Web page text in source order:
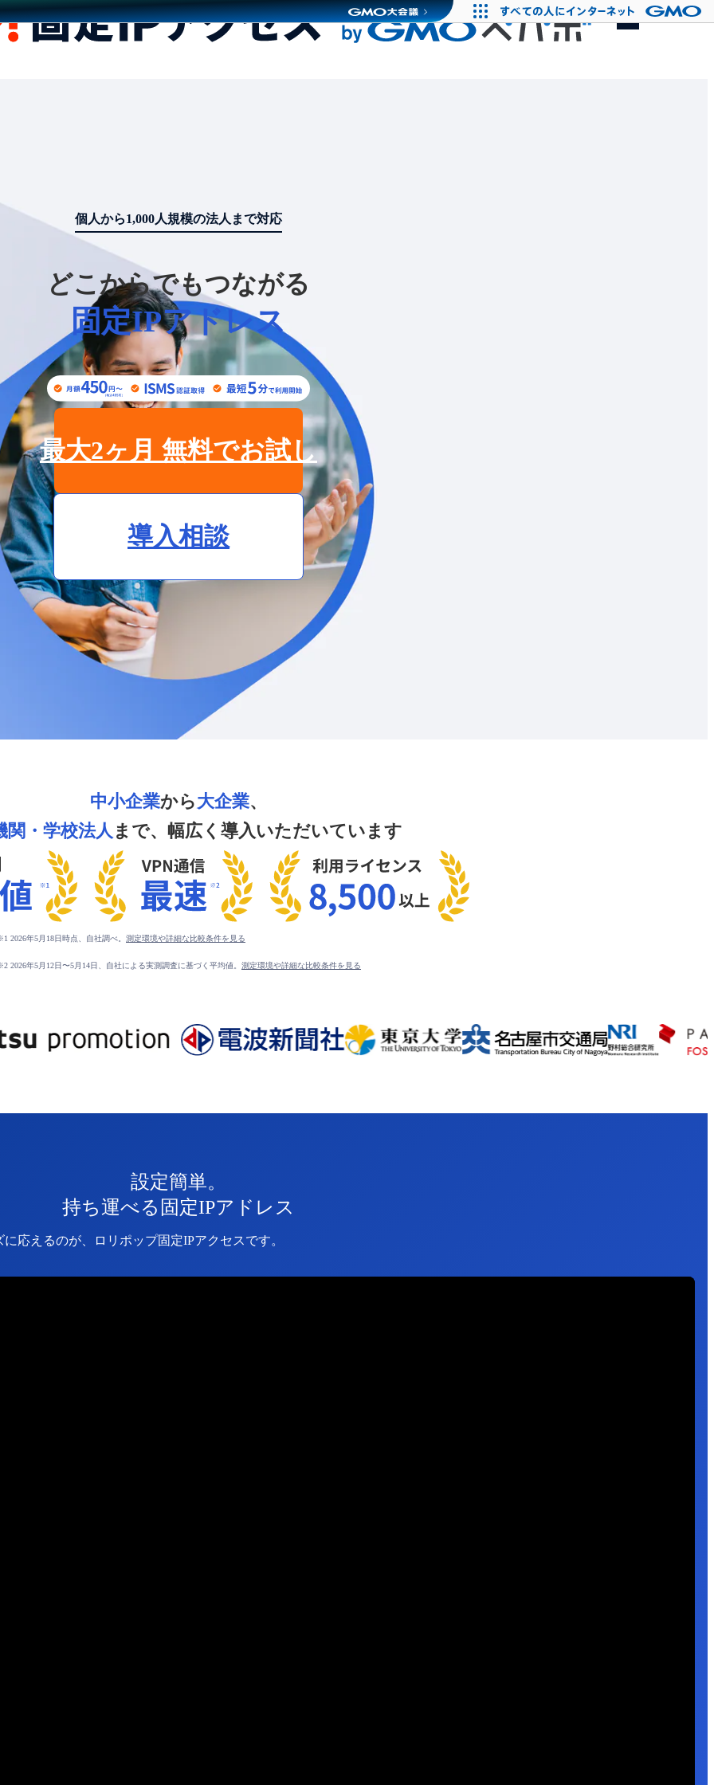
個人から1,000人規模の法人まで対応
どこからでもつながる
固定IPアドレス
最大2ヶ月 無料でお試し
導入相談
中小企業から大企業、
関・学校法人 まで、 幅広く導入いただいています
2026年5月18日時点、自社調べ。 測定環境や詳細な比較条件を見る
2026年5月12日〜5月14日、自社による実測調査に基づく平均値。 測定環境や詳細な比較条件を見る
設定簡単。
持ち運べる固定IPアドレス
応えるのが、ロリポップ固定IPアクセスです。